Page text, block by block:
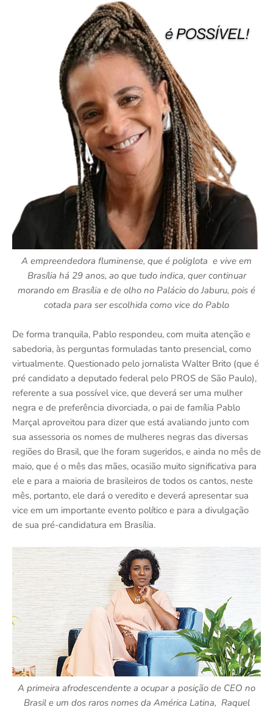
A empreendedora fluminense, que é poliglota e vive em
Brasília há 29 anos, ao que tudo indica, quer continuar
morando em Brasília e de olho no Palácio do Jaburu, pois é
cotada para ser escolhida como vice do Pablo
De forma tranquila, Pablo respondeu, com muita atenção e
sabedoria, às perguntas formuladas tanto presencial, como
virtualmente. Questionado pelo jornalista Walter Brito (que é
pré candidato a deputado federal pelo PROS de São Paulo),
referente a sua possível vice, que deverá ser uma mulher
negra e de preferência divorciada, o pai de família Pablo
Marçal aproveitou para dizer que está avaliando junto com
sua assessoria os nomes de mulheres negras das diversas
regiões do Brasil, que lhe foram sugeridos, e ainda no mês de
maio, que é o mês das mães, ocasião muito significativa para
ele e para a maioria de brasileiros de todos os cantos, neste
mês, portanto, ele dará o veredito e deverá apresentar sua
vice em um importante evento político e para a divulgação
de sua pré-candidatura em Brasília.
A primeira afrodescendente a ocupar a posição de CEO no
Brasil e um dos raros nomes da América Latina, Raquel